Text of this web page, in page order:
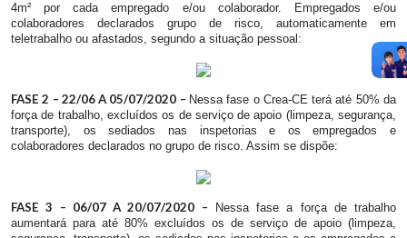
4m² por cada empregado e/ou colaborador. Empregados e/ou
colaboradores declarados grupo de risco, automaticamente em
teletrabalho ou afastados, segundo a situação pessoal:
FASE 2 – 22/06 A 05/07/2020 – Nessa fase o Crea-CE terá até 50% da
força de trabalho, excluídos os de serviço de apoio (limpeza, segurança,
transporte), os sediados nas inspetorias e os empregados e
colaboradores declarados no grupo de risco. Assim se dispõe:
FASE 3 – 06/07 A 20/07/2020 – Nessa fase a força de trabalho
aumentará para até 80% excluídos os de serviço de apoio (limpeza,